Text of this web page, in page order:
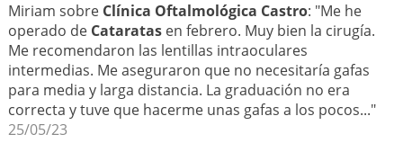
Miriam sobre Clínica Oftalmológica Castro: "Me he
operado de Cataratasen febrero. Muy bien la cirugía.
Me recomendaron las lentillas intraoculares
intermedias. Me aseguraron que no necesitaría gafas
para media y larga distancia. La graduación no era
correcta y tuve que hacerme unas gafas a los pocos..."
25/05/23